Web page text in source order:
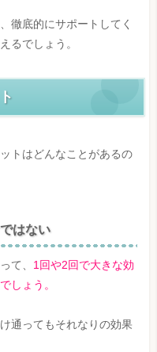
徹底的にサポートしてく
るでしょう。
トはどんなことがあるの
はない
て、 1回や2回で大きな効
しょう。
通ってもそれなりの効果